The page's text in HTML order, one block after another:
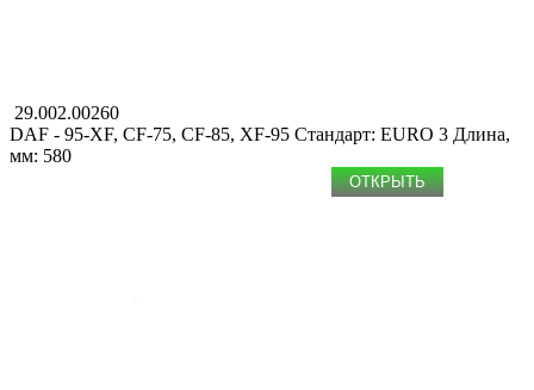
29.002.00260
DAF - 95-XF, CF-75, CF-85, XF-95 Стандарт: EURO 3 Длина,
мм: 580
ОТКРЫТЬ